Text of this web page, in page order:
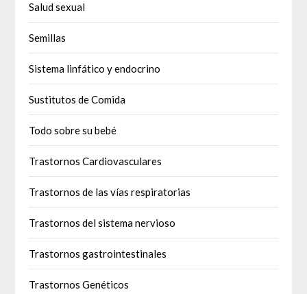
Salud sexual
Semillas
Sistema linfático y endocrino
Sustitutos de Comida
Todo sobre su bebé
Trastornos Cardiovasculares
Trastornos de las vías respiratorias
Trastornos del sistema nervioso
Trastornos gastrointestinales
Trastornos Genéticos